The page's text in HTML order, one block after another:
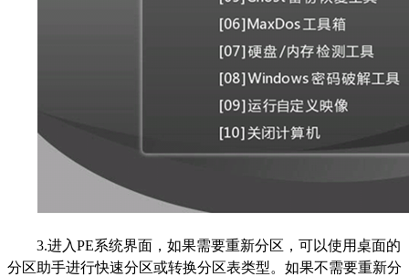
3.进入PE系统界面，如果需要重新分区，可以使用桌面的
分区助手进行快速分区或转换分区表类型。如果不需要重新分